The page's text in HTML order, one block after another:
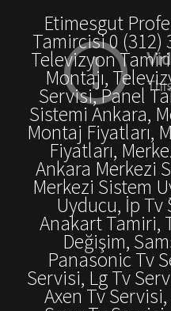
Etimesgut
Tamircisi 0 (312)
Televizyon
Montajı,
Servisi, Panel
Sistemi Ankara,
Montaj Fiyatları,
Fiyatları,
Ankara Merkezi
Merkezi Sistem
Uyducu, İp Tv
Anakart Tamiri,
Değişim,
Panasonic Tv
Servisi, Lg Tv
Axen Tv